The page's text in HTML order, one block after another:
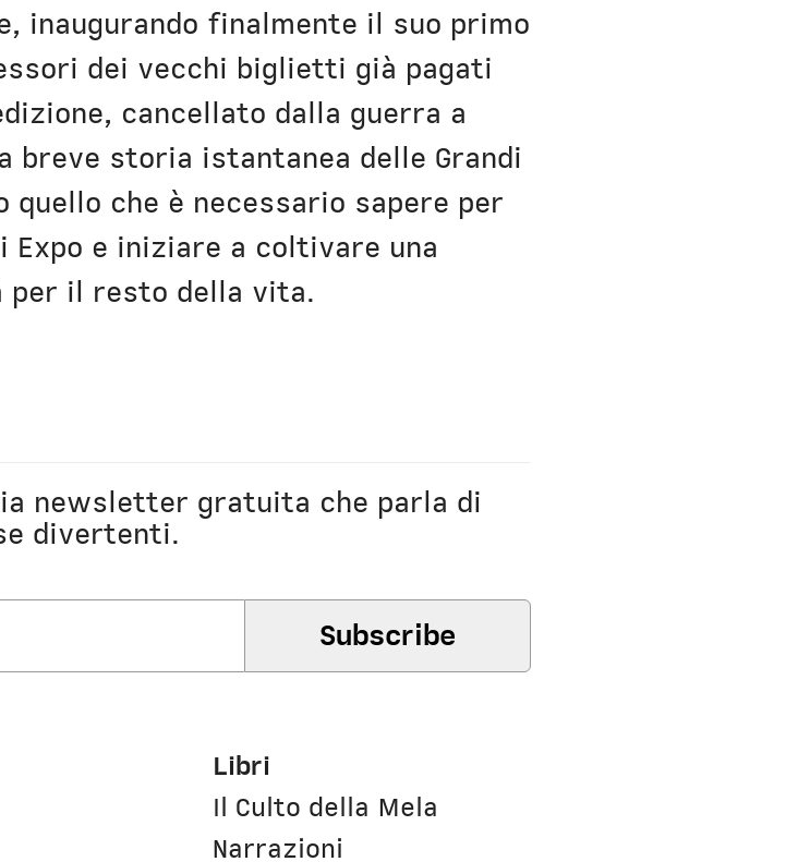
inaugurando finalmente il suo primo
dei vecchi biglietti già pagati
cancellato dalla guerra a
breve storia istantanea delle Grandi
quello che è necessario sapere per
e iniziare a coltivare una
per il resto della vita.
newsletter gratuita che parla di
divertenti.
Libri
Il Culto della Mela
Narrazioni